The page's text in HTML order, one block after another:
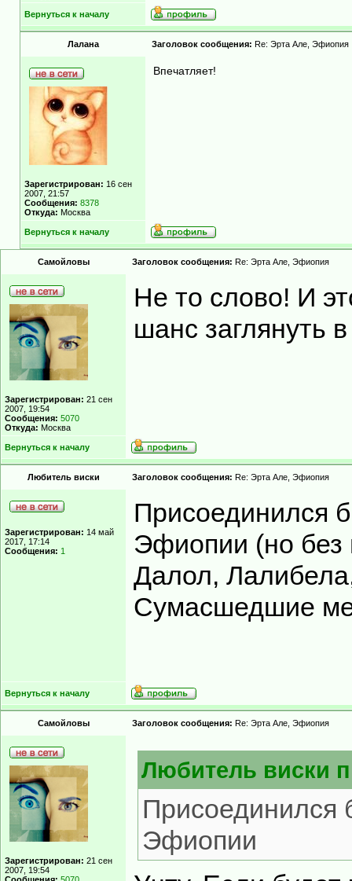
Вернуться к началу
Лалана Заголовок сообщения: Re: Эрта Але, Эфиопия
Зарегистрирован: 16 сен
2007, 21:57
Сообщения: 8378
Откуда: Москва
Впечатляет!
Вернуться к началу
Самойловы Заголовок сообщения: Re: Эрта Але, Эфиопия
Зарегистрирован: 21 сен
2007, 19:54
Сообщения: 5070
Откуда: Москва
Не то слово! И
шанс заглянуть
Вернуться к началу
Любитель виски Заголовок сообщения: Re: Эрта Але, Эфиопия
Зарегистрирован: 14 май
2017, 17:14
Сообщения: 1
Присоединился
Эфиопии (но без
Далол,
Сумасшедшие
Вернуться к началу
Самойловы Заголовок сообщения: Re: Эрта Але, Эфиопия
Зарегистрирован: 21 сен
2007, 19:54
Любитель виски
Присоединился
Эфиопии